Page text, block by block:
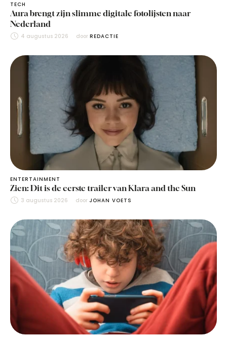
TECH
Aura brengt zijn slimme digitale fotolijsten naar
Nederland
4 augustus 2026 door REDACTIE
ENTERTAINMENT
Zien: Dit is de eerste trailer van Klara and the Sun
3 augustus 2026 door JOHAN VOETS